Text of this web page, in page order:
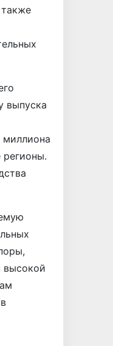
выпуска
миллиона
высокой